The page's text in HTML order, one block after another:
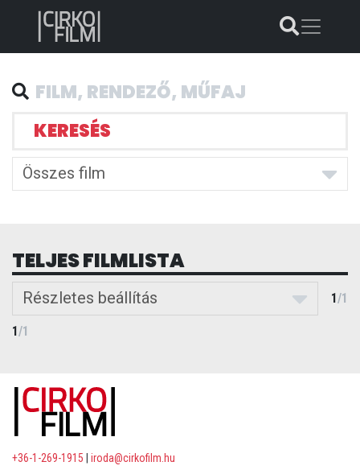
KERESÉS
Összes film
TELJES FILMLISTA
Részletes beállítás 1/1
1/1
+36-1-269-1915
iroda@cirkofilm.hu